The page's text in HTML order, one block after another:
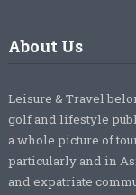
About Us
Leisure & Travel
golf and lifestyle
a whole picture of
particularly and in
and expatriate